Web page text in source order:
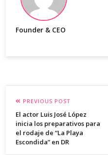
Founder & CEO
PREVIOUS POST
El actor Luis José López
inicia los preparativos para
el rodaje de “La Playa
Escondida” en DR